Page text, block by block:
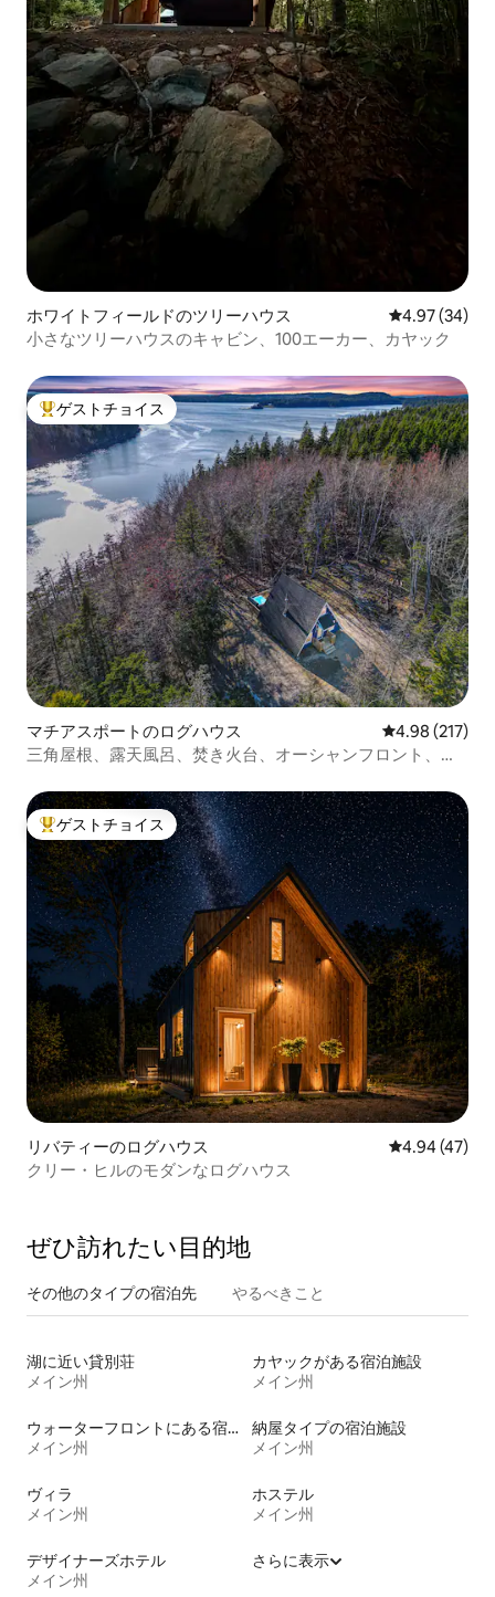
ホワイトフィールドのツリーハウス レビュー34
4.97 (34)
小さなツリーハウスのキャビン、100エーカー、カヤック
大好評のゲストチョイスです。
ゲストチョイス
マチアスポートのログハウス レビュー217
4.98 (217)
三角屋根、露天風呂、焚き火台、オーシャンフロント、ペ
大好評のゲストチョイスです。
ゲストチョイス
リバティーのログハウス レビュー47
4.94 (47)
クリー・ヒルのモダンなログハウス
ぜひ訪⁠れ⁠た⁠い目⁠的⁠地
その他のタ⁠イ⁠プ⁠の宿⁠泊⁠先 やるべきこと
湖に近い貸別荘
メイン州
カヤックがある宿泊施設
メイン州
ウォーターフロントにある宿泊施設
メイン州
納屋タイプの宿泊施設
メイン州
ヴィラ
メイン州
ホステル
メイン州
デザイナーズホテル
メイン州
さらに表示